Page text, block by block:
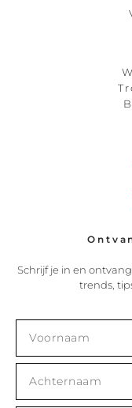
Schrijf je in en
trends,